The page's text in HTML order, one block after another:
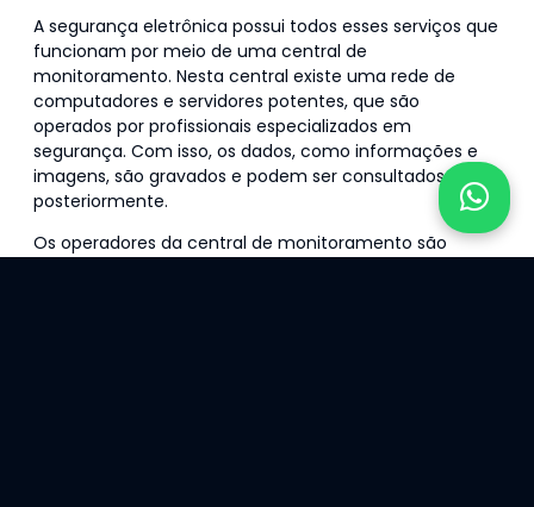
A segurança eletrônica possui todos esses serviços que
funcionam por meio de uma central de
monitoramento. Nesta central existe uma rede de
computadores e servidores potentes, que são
operados por profissionais especializados em
segurança. Com isso, os dados, como informações e
imagens, são gravados e podem ser consultados
posteriormente.
Os operadores da central de monitoramento são